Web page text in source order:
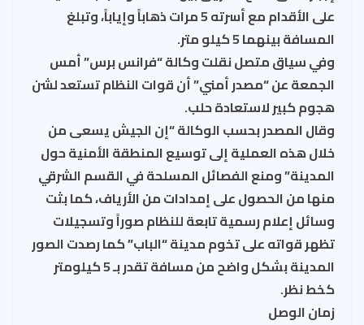
على الأقدام مع أسرته 5 مرات ذهاباً وإياباً، وتبلغ
المسافة بينهما 5 كيلو متر.
وفي سياق متصل نقلت وكالة “فرانس برس” أمس
الجمعة عن “مصدر أمني” أن قوات النظام تستعد لشن
هجوم كبير لاستعادة حلب.
وقال المصدر بحسب الوكالة “إن الجيش يسعى من
خلال هذه العملية إلى توسيع المنطقة الأمنية حول
المدينة” ومنع الفصائل المسلحة في القسم الشرقي
منها من الحصول على إمدادات من الأرياف، كما بثت
وسائل إعلام رسمية تابعة للنظام صوراً وتسجيلات
تظهر قواته على تخوم مدينة “الباب” كما رصدت الصور
المدينة بشكل واضح من مسافة تقدر بـ 5 كيلومتر
كخط نظر.
زمان الوصل